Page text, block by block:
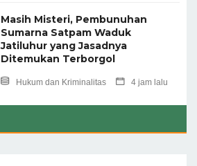
Masih Misteri, Pembunuhan
Sumarna Satpam Waduk
Jatiluhur yang Jasadnya
Ditemukan Terborgol
Hukum dan Kriminalitas 4 jam lalu